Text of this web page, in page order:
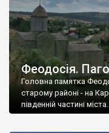
Феодосія.
Головна памятка
старому районі - на
південній частині міста.